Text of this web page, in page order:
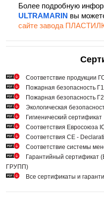
Более подробную
ULTRAMARIN вы
сайте завода
Cоответствие продукции
Пожарная безопасность
Пожарная безопасность
Экологическая
Гигиенический сертификат
Соответствия Евросоюза
Соответствия СЕ -
Соответствие системы
Гарантийный
ГРУПП)
Все сертификаты и